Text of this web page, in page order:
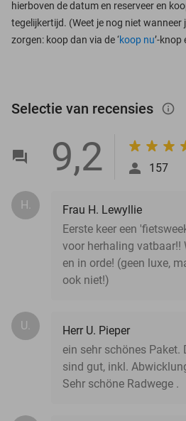
hierboven de datum en reserveer en
tegelijkertijd. (Weet je nog niet wanneer
zorgen: koop dan via de ‘koop nu’-knop
Selectie van recensies info_outlined
9,2 157
H.
Frau H. Lewyllie
Eerste keer een
voor herhaling vatbaar!!
en in orde! (geen luxe,
ook niet!)
U.
Herr U. Pieper
ein sehr schönes Paket.
sind gut, inkl.
Sehr schöne Radwege .